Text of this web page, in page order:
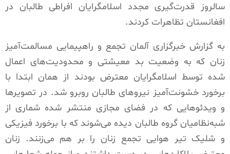
سالروز قدرت‌گیری مجدد اسلامگرایان افراطی طالبان در
افغانستان تظاهرات کردند.
به گزارش خبرگزاری آلمان تجمع و راهپیمایی مسالمت‌آمیز
زنان که به وضعیت بد معیشتی و محدودیت‌های اعمال
شده توسط اسلامگرایان معترض بودند از همان ابتدا با
برخورد خشونت‌آمیز نیروهای طالبان روبرو شد. در تصویرها
و ویدئوهایی که در فضای مجازی منتشر شده شماری از
شبه‌نظامیان گروه طالبان دیده می‌شوند که با برخورد فیزیکی
و شلیک تیر هوایی تجمع زنان را بر هم می‌زنند. زنان